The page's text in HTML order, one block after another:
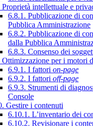
Proprietà intellettuale e
6.8.1. Pubblicazione di
Pubblica Amministrazione
6.8.2. Pubblicazione di
dalla Pubblica
6.8.3. Consenso dei
Ottimizzazione per i motori
6.9.1. I fattori on-page
6.9.2. I fattori off-page
6.9.3. Strumenti di
Console
Gestire i contenuti
6.10.1. L’inventario dei
6.10.2. Revisionare i